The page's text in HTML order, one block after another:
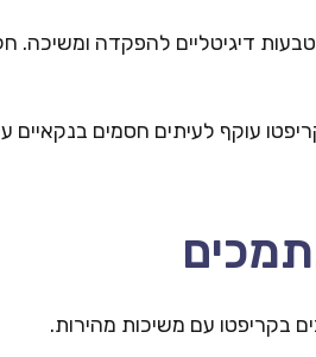
דיגיטליים להפקדה
עוקף לעיתים חסמים בנקאיים